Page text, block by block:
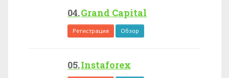
Grand Capital
Регистрация Обзор
Instaforex